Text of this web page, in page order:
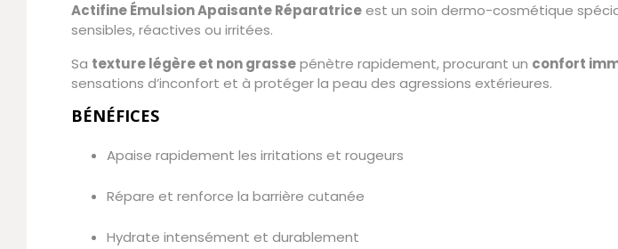
Actifine Émulsion Apaisante Réparatriceest un soin dermo-cosmétique
sensibles, réactives ou irritées.
Sa texture légère et non grassepénètre rapidement, procurant un confort
sensations d’inconfort et à protéger la peau des agressions extérieures.
BÉNÉFICES
Apaise rapidement les irritations et rougeurs
Répare et renforce la barrière cutanée
Hydrate intensément et durablement